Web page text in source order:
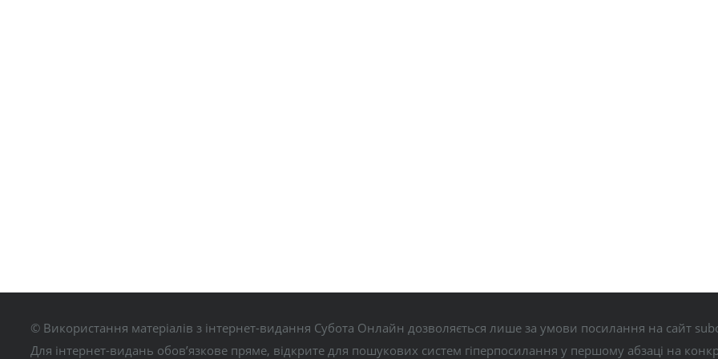
© Використання матеріалів з інтернет-видання Субота Онлайн дозволяється лише за умови посилання на сайт
Для інтернет-видань обов’язкове пряме, відкрите для пошукових систем гіперпосилання у першому абзаці на